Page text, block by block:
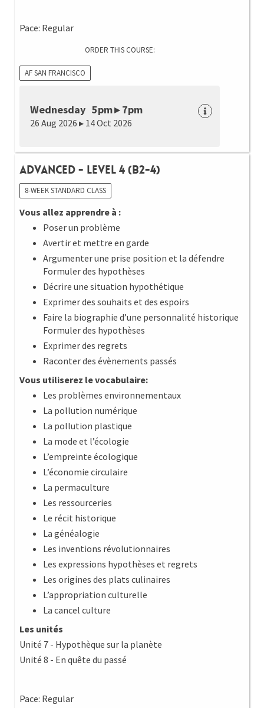
Pace: Regular
ORDER THIS COURSE:
AF SAN FRANCISCO
Wednesday 5pm ▸ 7pm
26 Aug 2026 ▸ 14 Oct 2026
Advanced - Level 4 (B2-4)
8-WEEK STANDARD CLASS
Vous allez apprendre à :
Poser un problème
Avertir et mettre en garde
Argumenter une prise position et la défendre
Formuler des hypothèses
Décrire une situation hypothétique
Exprimer des souhaits et des espoirs
Faire la biographie d’une personnalité historique
Formuler des hypothèses
Exprimer des regrets
Raconter des évènements passés
Vous utiliserez le vocabulaire:
Les problèmes environnementaux
La pollution numérique
La pollution plastique
La mode et l’écologie
L’empreinte écologique
L’économie circulaire
La permaculture
Les ressourceries
Le récit historique
La généalogie
Les inventions révolutionnaires
Les expressions hypothèses et regrets
Les origines des plats culinaires
L’appropriation culturelle
La cancel culture
Les unités
Unité 7 - Hypothèque sur la planète
Unité 8 - En quête du passé
Pace: Regular